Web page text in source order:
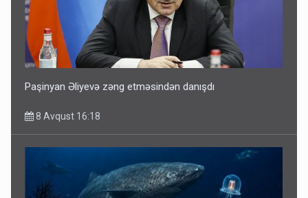
Paşinyan Əliyevə zəng etməsindən danışdı
8 Avqust 16:18